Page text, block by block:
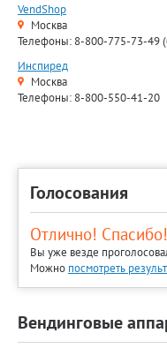
VendShop
Москва
Телефоны: 8-800-775-73-49
Инспиред
Москва
Телефоны: 8-800-550-41-20
Голосования
Отлично! Спасибо!
Вы уже везде
Можно посмотреть
Вендинговые